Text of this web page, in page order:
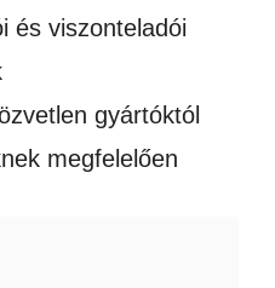
és viszonteladói
gyártóktól
megfelelően